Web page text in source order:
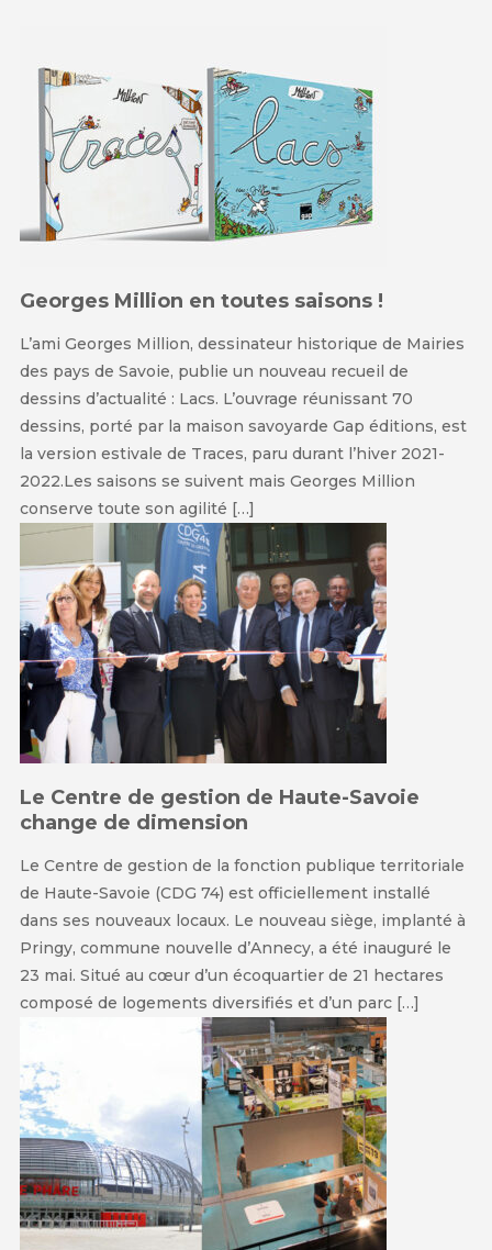
Georges Million en toutes saisons !
L’ami Georges Million, dessinateur historique de Mairies
des pays de Savoie, publie un nouveau recueil de
dessins d’actualité : Lacs. L’ouvrage réunissant 70
dessins, porté par la maison savoyarde Gap éditions, est
la version estivale de Traces, paru durant l’hiver 2021-
2022.Les saisons se suivent mais Georges Million
conserve toute son agilité […]
Le Centre de gestion de Haute-Savoie
change de dimension
Le Centre de gestion de la fonction publique territoriale
de Haute-Savoie (CDG 74) est officiellement installé
dans ses nouveaux locaux. Le nouveau siège, implanté à
Pringy, commune nouvelle d’Annecy, a été inauguré le
23 mai. Situé au cœur d’un écoquartier de 21 hectares
composé de logements diversifiés et d’un parc […]